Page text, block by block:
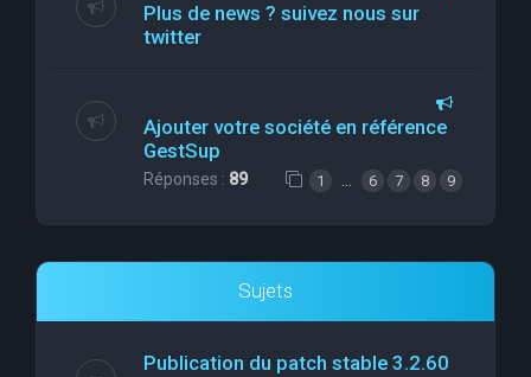
Plus de news ? suivez nous sur
twitter
Ajouter votre société en référence
GestSup
Réponses : 89 1 … 6 7 8 9
Sujets
Publication du patch stable 3.2.60